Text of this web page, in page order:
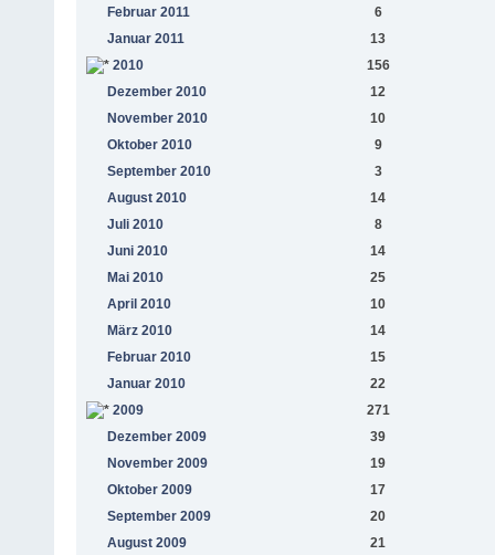
Februar 2011
6
Januar 2011
13
2010
156
Dezember 2010
12
November 2010
10
Oktober 2010
9
September 2010
3
August 2010
14
Juli 2010
8
Juni 2010
14
Mai 2010
25
April 2010
10
März 2010
14
Februar 2010
15
Januar 2010
22
2009
271
Dezember 2009
39
November 2009
19
Oktober 2009
17
September 2009
20
August 2009
21